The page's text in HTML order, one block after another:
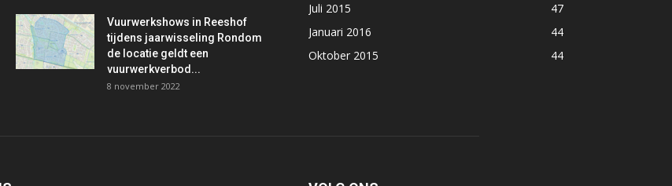
Vuurwerkshows in Reeshof
tijdens jaarwisseling Rondom
de locatie geldt een
vuurwerkverbod...
8 november 2022
Juli 2015
47
Januari 2016
44
Oktober 2015
44